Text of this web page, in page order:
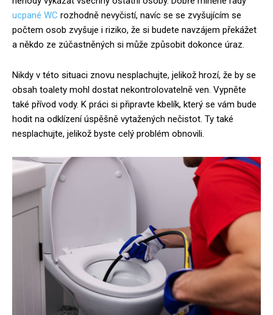
ucpané WC rozhodně nevyčistí, navíc se se zvyšujícím se
počtem osob zvyšuje i riziko, že si budete navzájem překážet
a někdo ze zúčastněných si může způsobit dokonce úraz.
Nikdy v této situaci znovu nesplachujte, jelikož hrozí, že by se
obsah toalety mohl dostat nekontrolovatelně ven. Vypněte
také přívod vody. K práci si připravte kbelík, který se vám bude
hodit na odklízení úspěšně vytažených nečistot. Ty také
nesplachujte, jelikož byste celý problém obnovili.